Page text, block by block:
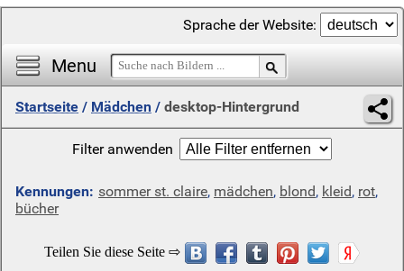
Menu
Sprache der Website:
Startseite / Mädchen / desktop-Hintergrund
Filter anwenden
Kennungen: sommer st. claire, mädchen, blond, kleid, rot,
bücher